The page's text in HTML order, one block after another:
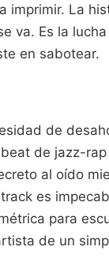
imprimir. La
va. Es la
en sabotear.
de
de jazz-
al oído
es
para
de un